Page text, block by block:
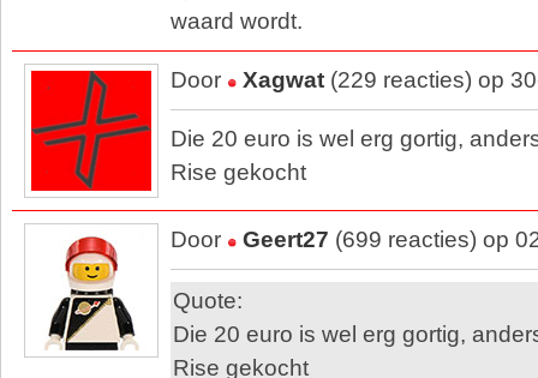
waard wordt.
Door Xagwat (229 reacties) op
Die 20 euro is wel erg gortig,
Rise gekocht
Door Geert27 (699 reacties) op
Quote:
Die 20 euro is wel erg gortig,
Rise gekocht